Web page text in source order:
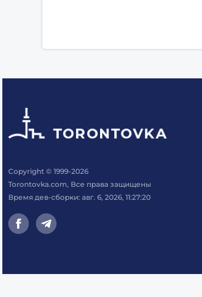
Copyright © 1999-2026
Torontovka.com, Все права защищены
Время дев-сборки: авг. 6, 2026, 11:27:20